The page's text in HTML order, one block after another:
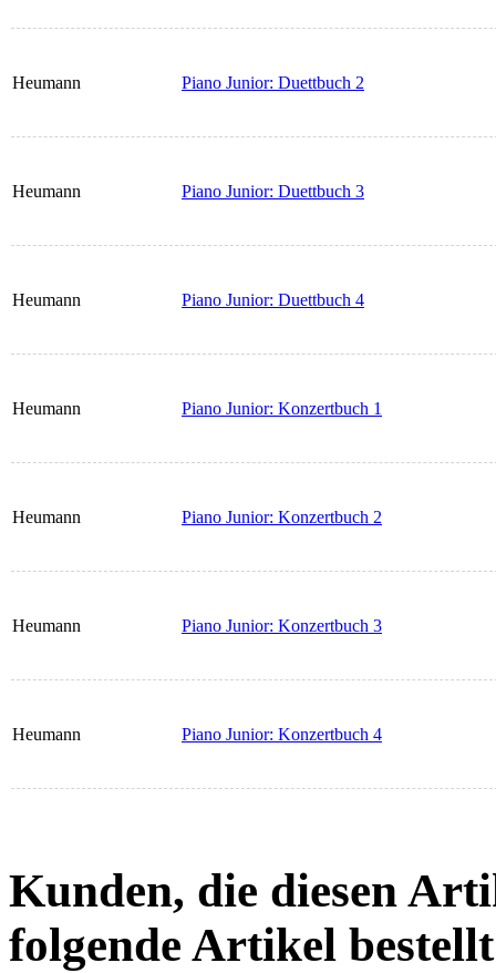
Heumann Piano Junior: Duettbuch 2
Heumann Piano Junior: Duettbuch 3
Heumann Piano Junior: Duettbuch 4
Heumann Piano Junior: Konzertbuch 1
Heumann Piano Junior: Konzertbuch 2
Heumann Piano Junior: Konzertbuch 3
Heumann Piano Junior: Konzertbuch 4
Kunden, die diesen
folgende Artikel